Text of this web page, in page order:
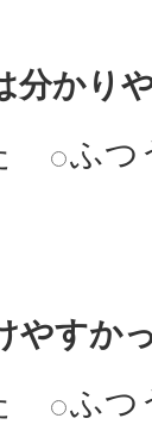
てくだ
とが出
たいが
分かり
ふつ
やすか
ふつ